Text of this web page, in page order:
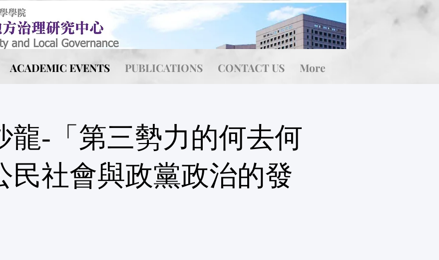
ACADEMIC EVENTS PUBLICATIONS CONTACT US More
龍-「第三勢力的何去何
民社會與政黨政治的發